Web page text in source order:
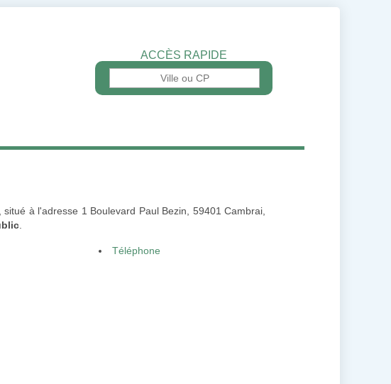
ACCÈS RAPIDE
situé à l'adresse 1 Boulevard Paul Bezin, 59401 Cambrai,
Téléphone